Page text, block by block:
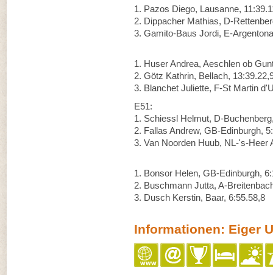
1. Pazos Diego, Lausanne,
2. Dippacher Mathias, D-
3. Gamito-Baus Jordi, E-
1. Huser Andrea, Aeschlen ob
2. Götz Kathrin, Bellach,
3. Blanchet Juliette, F-St Martin
E51:
1. Schiessl Helmut, D-
2. Fallas Andrew, GB-Edinburgh,
3. Van Noorden Huub, NL-'s-Heer
1. Bonsor Helen, GB-Edinburgh,
2. Buschmann Jutta, A-
3. Dusch Kerstin, Baar, 6:55.58,8
Informationen: Eiger